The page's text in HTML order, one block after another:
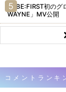
BE:FIRST初のグ
WAYNE」MV公開
コメントランキ